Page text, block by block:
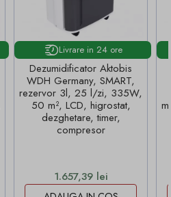
Livrare in 24 ore
Dezumidificator Aktobis
WDH Germany, SMART,
rezervor 3l, 25 l/zi, 335W,
50 m², LCD, higrostat,
dezghetare, timer,
compresor
Pret
1.657,39 lei